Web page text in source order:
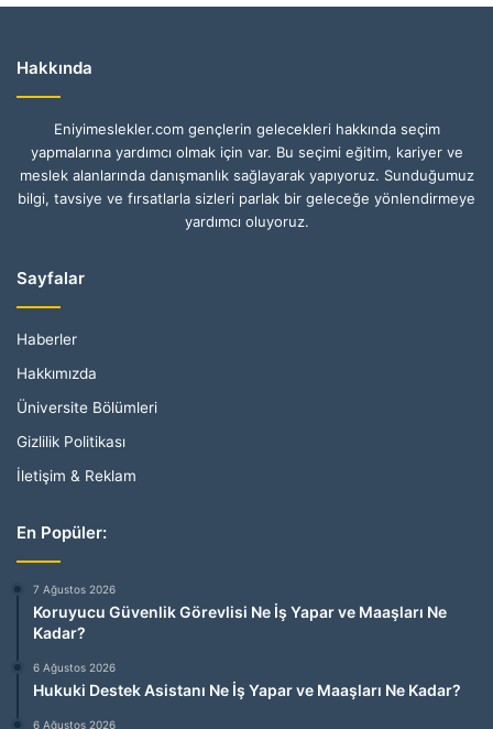
Hakkında
Eniyimeslekler.com gençlerin gelecekleri hakkında seçim
yapmalarına yardımcı olmak için var. Bu seçimi eğitim, kariyer ve
meslek alanlarında danışmanlık sağlayarak yapıyoruz. Sunduğumuz
bilgi, tavsiye ve fırsatlarla sizleri parlak bir geleceğe yönlendirmeye
yardımcı oluyoruz.
Sayfalar
Haberler
Hakkımızda
Üniversite Bölümleri
Gizlilik Politikası
İletişim & Reklam
En Popüler:
7 Ağustos 2026
Koruyucu Güvenlik Görevlisi Ne İş Yapar ve Maaşları Ne
Kadar?
6 Ağustos 2026
Hukuki Destek Asistanı Ne İş Yapar ve Maaşları Ne Kadar?
6 Ağustos 2026